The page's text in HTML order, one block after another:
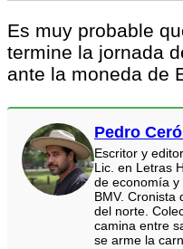
Es muy probable
termine la jornada
ante la moneda de
Pedro
Escritor y
Lic. en Letras
de economía y
BMV. Cronista
del norte.
camina entre
se arme la